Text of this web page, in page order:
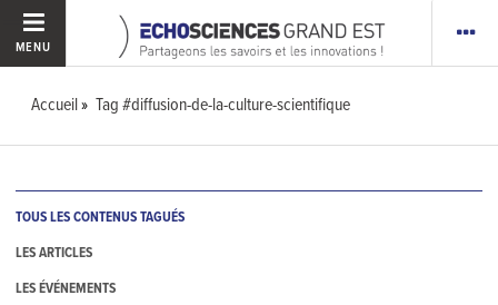
MENU
Accueil Tag #diffusion-de-la-culture-scientifique
TOUS LES CONTENUS TAGUÉS
LES ARTICLES
LES ÉVÉNEMENTS